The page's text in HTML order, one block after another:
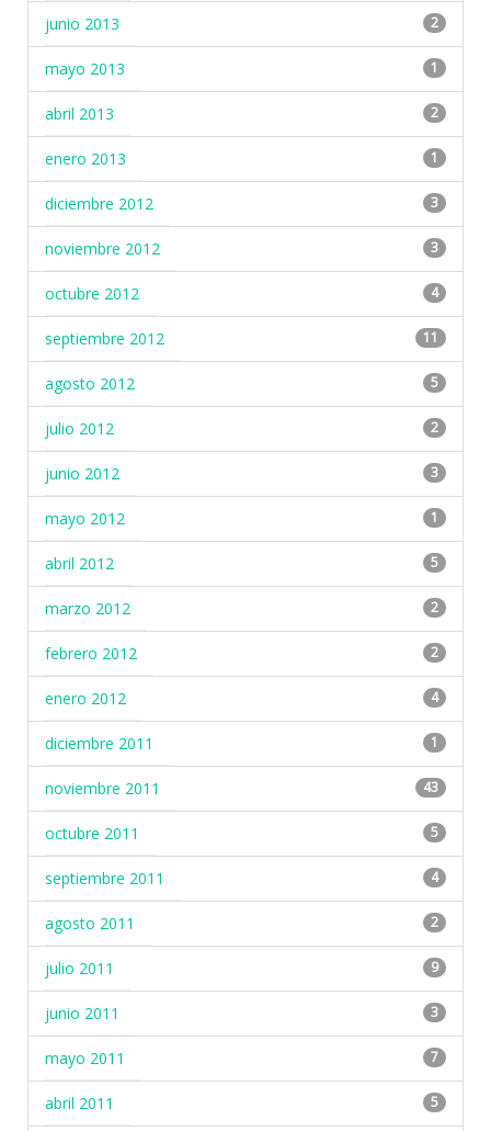
junio 2013 2
mayo 2013 1
abril 2013 2
enero 2013 1
diciembre 2012 3
noviembre 2012 3
octubre 2012 4
septiembre 2012 11
agosto 2012 5
julio 2012 2
junio 2012 3
mayo 2012 1
abril 2012 5
marzo 2012 2
febrero 2012 2
enero 2012 4
diciembre 2011 1
noviembre 2011 43
octubre 2011 5
septiembre 2011 4
agosto 2011 2
julio 2011 9
junio 2011 3
mayo 2011 7
abril 2011 5